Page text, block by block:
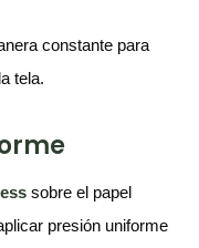
constante para
tela.
sobre el papel
presión uniforme